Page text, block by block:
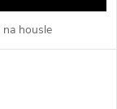
housle